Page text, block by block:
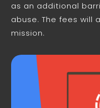
as an additional
abuse. The fees will
mission.